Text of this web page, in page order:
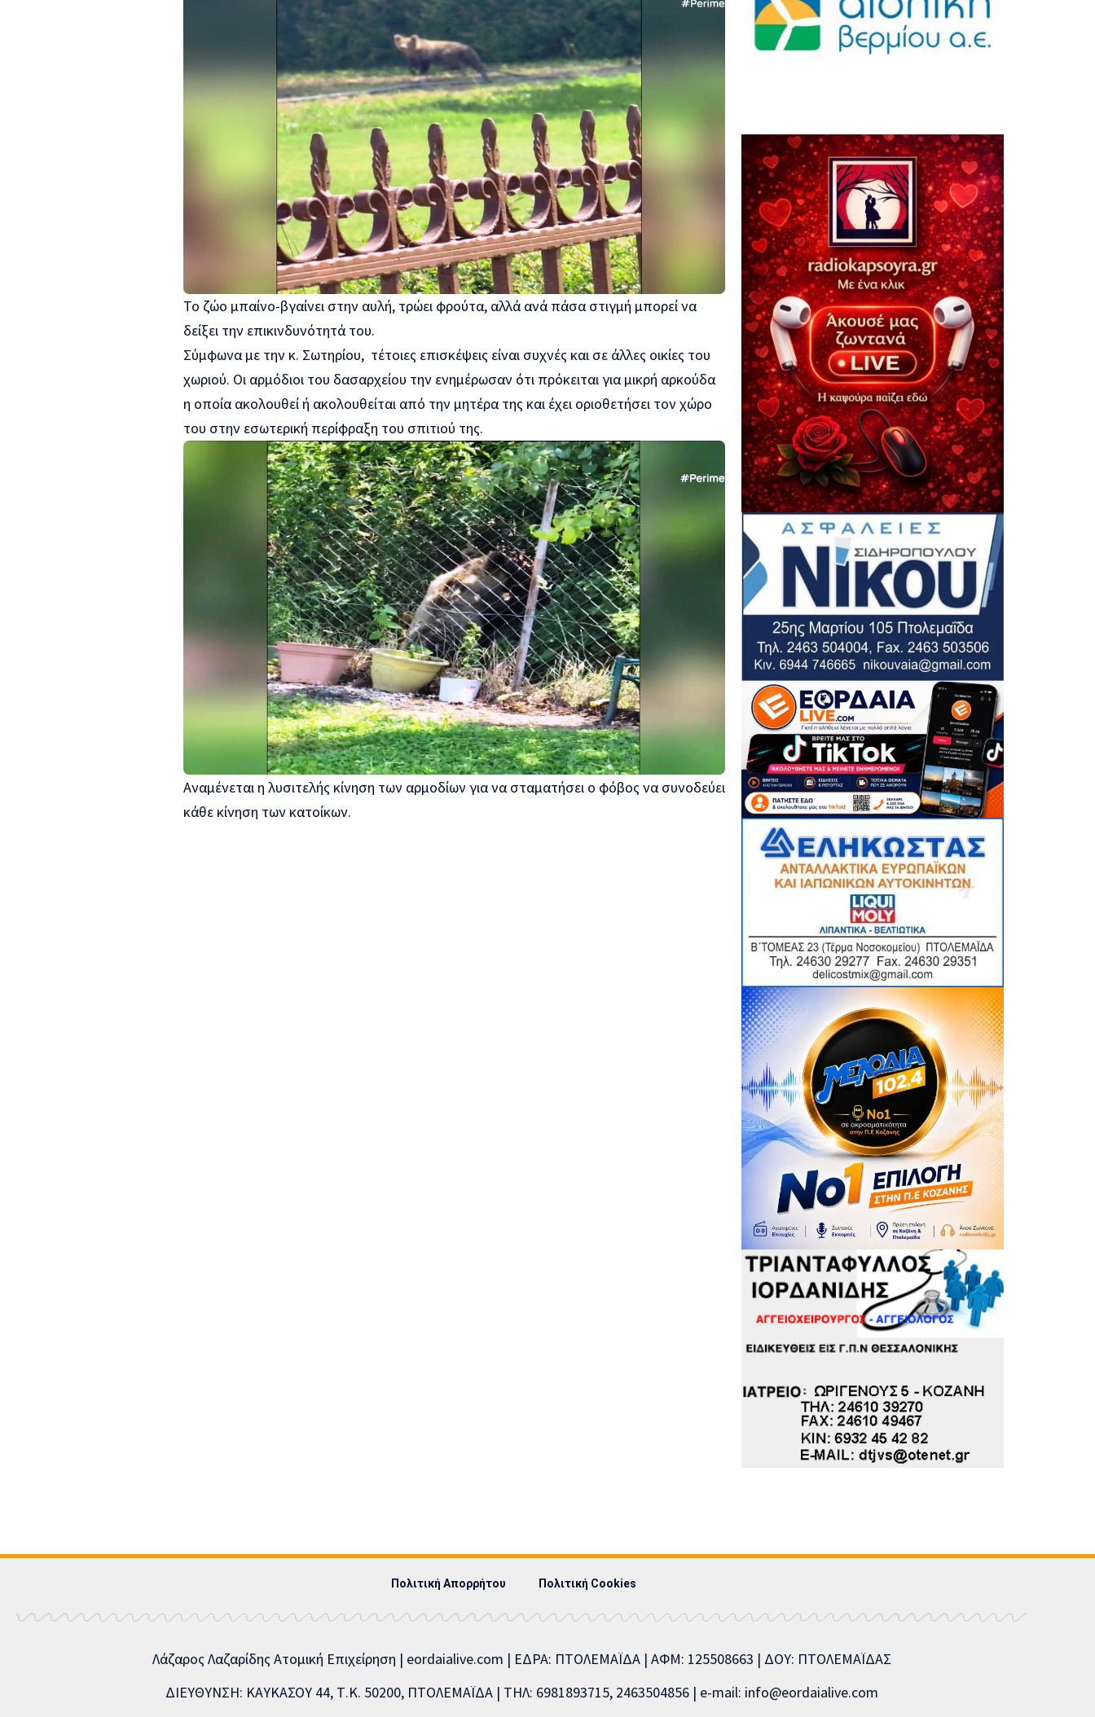
Το ζώο μπαίνο-βγαίνει στην αυλή, τρώει φρούτα, αλλά ανά πάσα στιγμή μπορεί να
δείξει την επικινδυνότητά του.
Σύμφωνα με την κ. Σωτηρίου, τέτοιες επισκέψεις είναι συχνές και σε άλλες οικίες του
χωριού. Οι αρμόδιοι του δασαρχείου την ενημέρωσαν ότι πρόκειται για μικρή αρκούδα
η οποία ακολουθεί ή ακολουθείται από την μητέρα της και έχει οριοθετήσει τον χώρο
του στην εσωτερική περίφραξη του σπιτιού της.
Αναμένεται η λυσιτελής κίνηση των αρμοδίων για να σταματήσει ο φόβος να συνοδεύει
κάθε κίνηση των κατοίκων.
Πολιτική Απορρήτου Πολιτική Cookies
Λάζαρος Λαζαρίδης Ατομική Επιχείρηση | eordaialive.com | ΕΔΡΑ: ΠΤΟΛΕΜΑΪΔΑ | ΑΦΜ: 125508663 | ΔΟΥ: ΠΤΟΛΕΜΑΪΔΑΣ
ΔΙΕΥΘΥΝΣΗ: ΚΑΥΚΑΣΟΥ 44, Τ.Κ. 50200, ΠΤΟΛΕΜΑΪΔΑ | ΤΗΛ: 6981893715, 2463504856 | e-mail: info@eordaialive.com